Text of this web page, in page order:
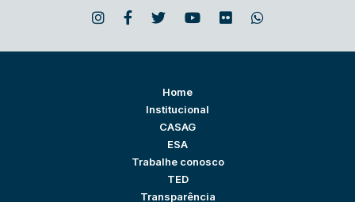
Home
Institucional
CASAG
ESA
Trabalhe conosco
TED
Transparência